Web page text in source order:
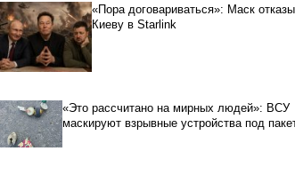
«Пора договариваться»: Маск
Киеву в Starlink
«Это рассчитано на мирных людей»: ВСУ
маскируют взрывные устройства под